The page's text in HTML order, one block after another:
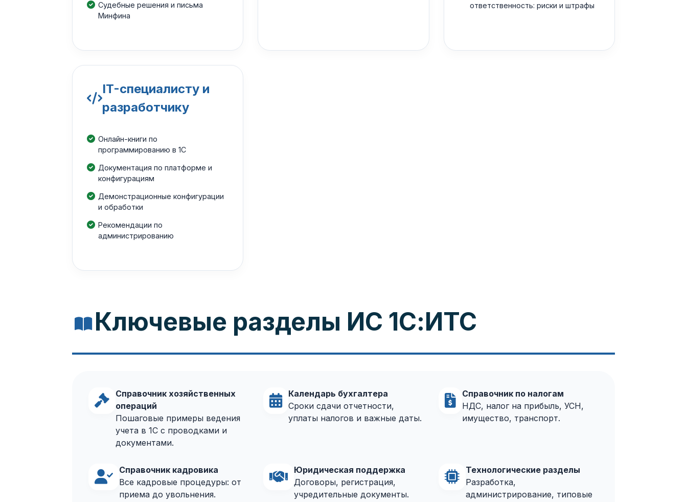
Судебные решения и письма
Минфина
ответственность: риски и штрафы
IT-специалисту и
разработчику
Онлайн-книги по
программированию в 1С
Документация по платформе и
конфигурациям
Демонстрационные конфигурации
и обработки
Рекомендации по
администрированию
Ключевые разделы ИС 1С:ИТС
Справочник хозяйственных
операций
Пошаговые примеры ведения
учета в 1С с проводками и
документами.
Календарь бухгалтера
Сроки сдачи отчетности,
уплаты налогов и важные даты.
Справочник по налогам
НДС, налог на прибыль, УСН,
имущество, транспорт.
Справочник кадровика
Все кадровые процедуры: от
приема до увольнения.
Юридическая поддержка
Договоры, регистрация,
учредительные документы.
Технологические разделы
Разработка,
администрирование, типовые